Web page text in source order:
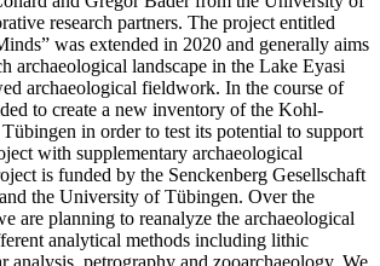
research partners. The project entitled
was extended in 2020 and generally aims
archaeological landscape in the Lake Eyasi
archaeological fieldwork. In the course of
to create a new inventory of the Kohl-
in order to test its potential to support
with supplementary archaeological
is funded by the Senckenberg Gesellschaft
the University of Tübingen. Over the
are planning to reanalyze the archaeological
analytical methods including lithic